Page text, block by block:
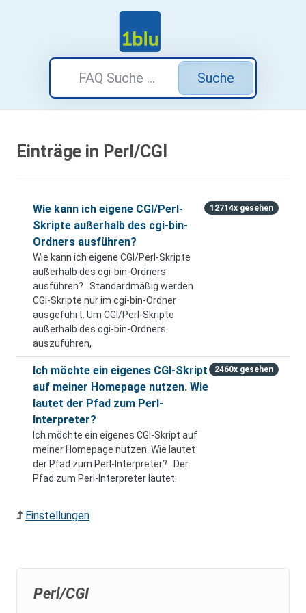
Suche
Einträge in Perl/CGI
Wie kann ich eigene CGI/Perl-
Skripte außerhalb des cgi-bin-
Ordners ausführen?
Wie kann ich eigene CGI/Perl-Skripte
außerhalb des cgi-bin-Ordners
ausführen? Standardmäßig werden
CGI-Skripte nur im cgi-bin-Ordner
ausgeführt. Um CGI/Perl-Skripte
außerhalb des cgi-bin-Ordners
auszuführen,
12714x gesehen
Ich möchte ein eigenes CGI-Skript
auf meiner Homepage nutzen. Wie
lautet der Pfad zum Perl-
Interpreter?
Ich möchte ein eigenes CGI-Skript auf
meiner Homepage nutzen. Wie lautet
der Pfad zum Perl-Interpreter? Der
Pfad zum Perl-Interpreter lautet:
2460x gesehen
Einstellungen
Perl/CGI